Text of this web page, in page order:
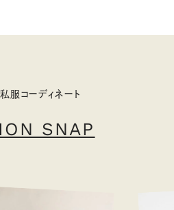
服コーディネート
SNAP